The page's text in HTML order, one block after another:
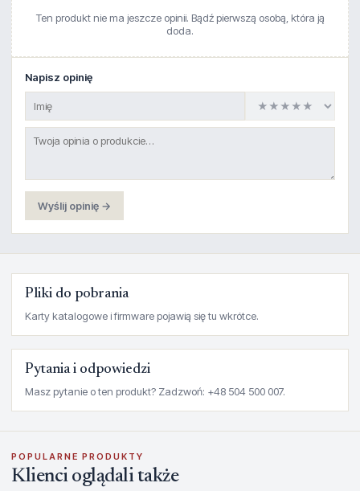
Ten produkt nie ma jeszcze opinii. Bądź pierwszą osobą, która ją
doda.
Napisz opinię
Wyślij opinię →
Pliki do pobrania
Karty katalogowe i firmware pojawią się tu wkrótce.
Pytania i odpowiedzi
Masz pytanie o ten produkt? Zadzwoń: +48 504 500 007.
POPULARNE PRODUKTY
Klienci oglądali także